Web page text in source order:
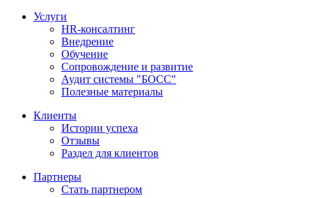
Услуги
HR-консалтинг
Внедрение
Обучение
Сопровождение и развитие
Аудит системы "БОСС"
Полезные материалы
Клиенты
Истории успеха
Отзывы
Раздел для клиентов
Партнеры
Стать партнером